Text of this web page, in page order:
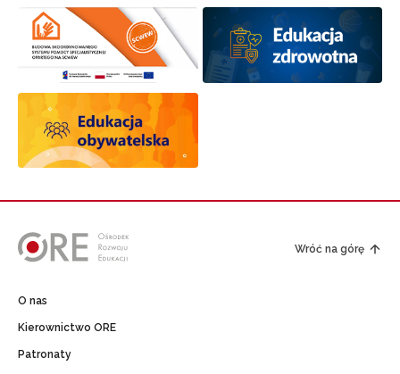
Wróć na górę
O nas
Kierownictwo ORE
Patronaty